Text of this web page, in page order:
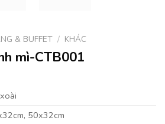
& BUFFET / KHÁC
mì-CTB001
50x32cm